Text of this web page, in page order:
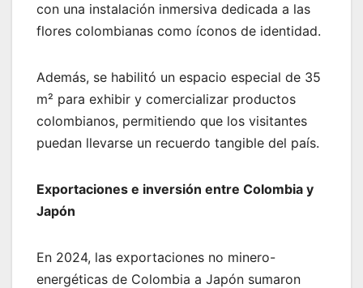
con una instalación inmersiva dedicada a las
flores colombianas como íconos de identidad.
Además, se habilitó un espacio especial de 35
m² para exhibir y comercializar productos
colombianos, permitiendo que los visitantes
puedan llevarse un recuerdo tangible del país.
Exportaciones e inversión entre Colombia y
Japón
En 2024, las exportaciones no minero-
energéticas de Colombia a Japón sumaron